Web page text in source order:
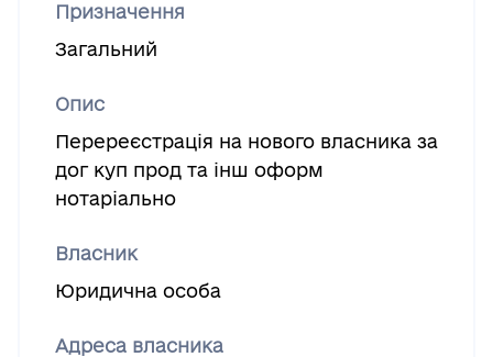
Призначення
Загальний
Опис
Перереєстрація на нового власника за
дог куп прод та інш оформ
нотаріально
Власник
Юридична особа
Адреса власника